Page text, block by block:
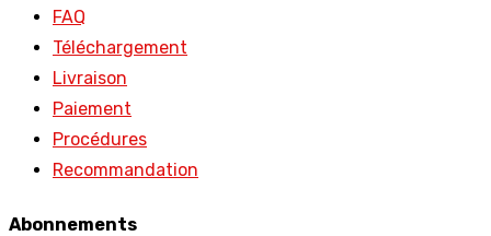
FAQ
Téléchargement
Livraison
Paiement
Procédures
Recommandation
Abonnements